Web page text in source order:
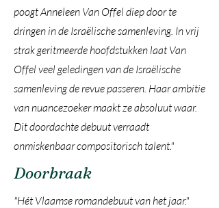
poogt Anneleen Van Offel diep door te
dringen in de Israëlische samenleving. In vrij
strak geritmeerde hoofdstukken laat Van
Offel veel geledingen van de Israëlische
samenleving de revue passeren. Haar ambitie
van nuancezoeker maakt ze absoluut waar.
Dit doordachte debuut verraadt
onmiskenbaar compositorisch talent."
Doorbraak
"Hét Vlaamse romandebuut van het jaar."